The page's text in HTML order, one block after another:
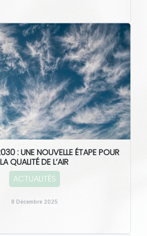
: UNE NOUVELLE ÉTAPE POUR
LA QUALITÉ DE L’AIR
ACTUALITÉS
8 Décembre 2025